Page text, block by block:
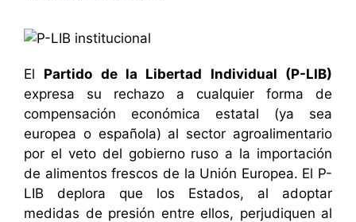
El Partido de la Libertad Individual (P-LIB)
expresa su rechazo a cualquier forma de
compensación económica estatal (ya sea
europea o española) al sector agroalimentario
por el veto del gobierno ruso a la importación
de alimentos frescos de la Unión Europea. El P-
LIB deplora que los Estados, al adoptar
medidas de presión entre ellos, perjudiquen al